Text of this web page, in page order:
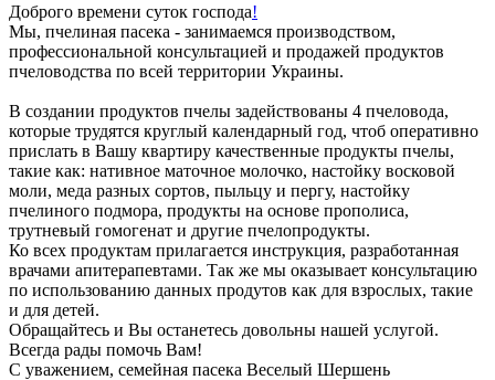
Доброго времени суток господа!
Мы, пчелиная пасека - занимаемся производством,
профессиональной консультацией и продажей продуктов
пчеловодства по всей территории Украины.
В создании продуктов пчелы задействованы 4 пчеловода,
которые трудятся круглый календарный год, чтоб оперативно
прислать в Вашу квартиру качественные продукты пчелы,
такие как: нативное маточное молочко, настойку восковой
моли, меда разных сортов, пыльцу и пергу, настойку
пчелиного подмора, продукты на основе прополиса,
трутневый гомогенат и другие пчелопродукты.
Ко всех продуктам прилагается инструкция, разработанная
врачами апитерапевтами. Так же мы оказывает консультацию
по использованию данных продутов как для взрослых, такие
и для детей.
Обращайтесь и Вы останетесь довольны нашей услугой.
Всегда рады помочь Вам!
С уважением, семейная пасека Веселый Шершень